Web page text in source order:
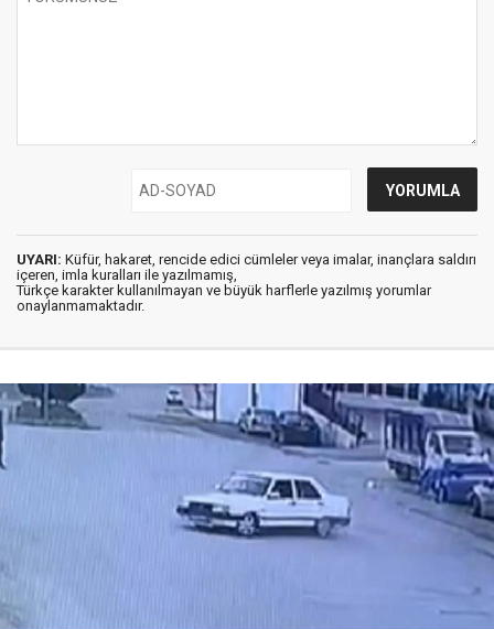
UYARI: Küfür, hakaret, rencide edici cümleler veya imalar, inançlara saldırı
içeren, imla kuralları ile yazılmamış,
Türkçe karakter kullanılmayan ve büyük harflerle yazılmış yorumlar
onaylanmamaktadır.